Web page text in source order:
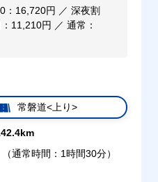
：16,720円 ／ 深夜割
11,210円 ／ 通常：
常磐道<上り>
（通常時間：1時間30分）